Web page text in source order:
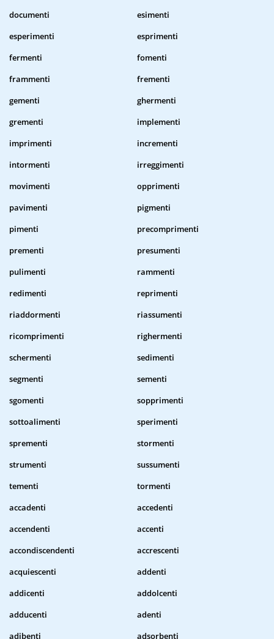
documenti
esimenti
esperimenti
esprimenti
fermenti
fomenti
frammenti
frementi
gementi
ghermenti
grementi
implementi
imprimenti
incrementi
intormenti
irreggimenti
movimenti
opprimenti
pavimenti
pigmenti
pimenti
precomprimenti
prementi
presumenti
pulimenti
rammenti
redimenti
reprimenti
riaddormenti
riassumenti
ricomprimenti
righermenti
schermenti
sedimenti
segmenti
sementi
sgomenti
sopprimenti
sottoalimenti
sperimenti
sprementi
stormenti
strumenti
sussumenti
tementi
tormenti
accadenti
accedenti
accendenti
accenti
accondiscendenti
accrescenti
acquiescenti
addenti
addicenti
addolcenti
adducenti
adenti
adibenti
adsorbenti